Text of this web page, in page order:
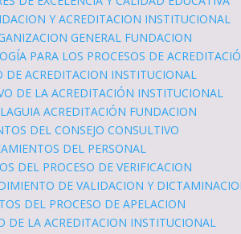
Y ACREDITACION INSTITUCIONAL
GENERAL FUNDACION
PARA LOS PROCESOS DE
DE ACREDITACION INSTITUCIONAL
DE LA ACREDITACIÓN INSTITUCIONAL
ACREDITACIÓN FUNDACION
DEL CONSEJO CONSULTIVO
DEL PERSONAL
DEL PROCESO DE VERIFICACION
DE VALIDACION Y
DEL PROCESO DE APELACION
DE LA ACREDITACION INSTITUCIONAL